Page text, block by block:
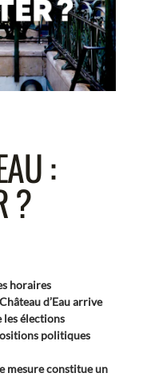
:
?
horaires
d’Eau arrive
les élections
politiques
mesure constitue un